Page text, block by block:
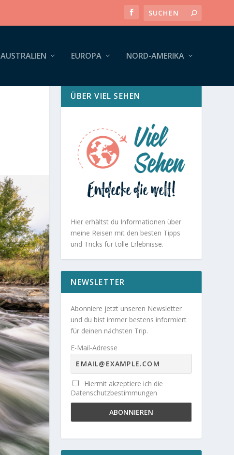
AUSTRALIEN EUROPA NORD-AMERIKA
ÜBER VIEL SEHEN
Hier erhältst du Informationen über
meine Reisen mit den besten Tipps
und Tricks für tolle Erlebnisse.
NEWSLETTER
Abonniere jetzt unseren Newsletter
und du bist immer bestens informiert
für deinen nächsten Trip.
E-Mail-Adresse
Hiermit akzeptiere ich die
Datenschutzbestimmungen